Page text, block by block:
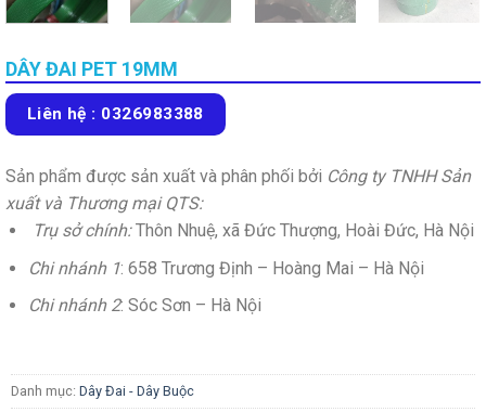
DÂY ĐAI PET 19MM
Liên hệ : 0326983388
Sản phẩm được sản xuất và phân phối bởi Công ty TNHH Sản
xuất và Thương mại QTS:
Trụ sở chính:Thôn Nhuệ, xã Đức Thượng, Hoài Đức, Hà Nội
Chi nhánh 1: 658 Trương Định – Hoàng Mai – Hà Nội
Chi nhánh 2: Sóc Sơn – Hà Nội
Danh mục: Dây Đai - Dây Buộc